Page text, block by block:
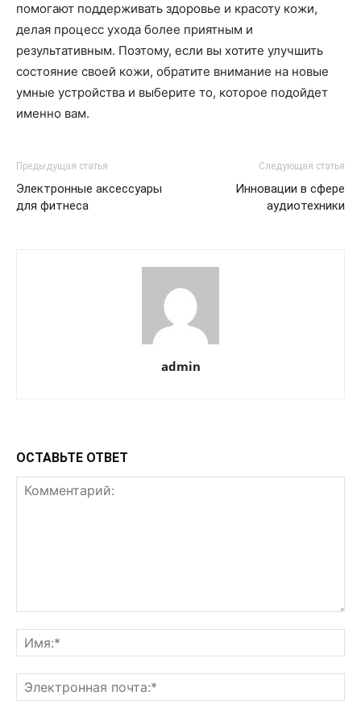
помогают поддерживать здоровье и красоту кожи,
делая процесс ухода более приятным и
результативным. Поэтому, если вы хотите улучшить
состояние своей кожи, обратите внимание на новые
умные устройства и выберите то, которое подойдет
именно вам.
Предыдущая статья
Электронные аксессуары
для фитнеса
Следующая статья
Инновации в сфере
аудиотехники
admin
ОСТАВЬТЕ ОТВЕТ